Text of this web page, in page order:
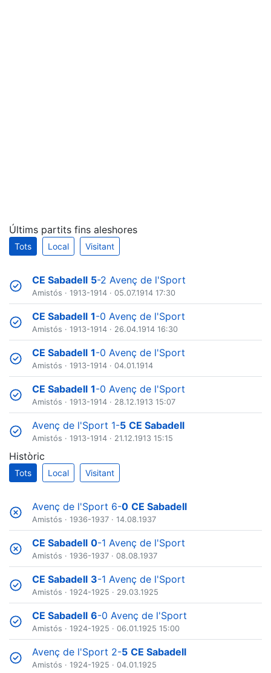
Últims partits fins aleshores
Tots Local Visitant
CE Sabadell 5-2 Avenç de l'Sport
Amistós · 1913-1914 · 05.07.1914 17:30
CE Sabadell 1-0 Avenç de l'Sport
Amistós · 1913-1914 · 26.04.1914 16:30
CE Sabadell 1-0 Avenç de l'Sport
Amistós · 1913-1914 · 04.01.1914
CE Sabadell 1-0 Avenç de l'Sport
Amistós · 1913-1914 · 28.12.1913 15:07
Avenç de l'Sport 1-5 CE Sabadell
Amistós · 1913-1914 · 21.12.1913 15:15
Històric
Tots Local Visitant
Avenç de l'Sport 6-0 CE Sabadell
Amistós · 1936-1937 · 14.08.1937
CE Sabadell 0-1 Avenç de l'Sport
Amistós · 1936-1937 · 08.08.1937
CE Sabadell 3-1 Avenç de l'Sport
Amistós · 1924-1925 · 29.03.1925
CE Sabadell 6-0 Avenç de l'Sport
Amistós · 1924-1925 · 06.01.1925 15:00
Avenç de l'Sport 2-5 CE Sabadell
Amistós · 1924-1925 · 04.01.1925